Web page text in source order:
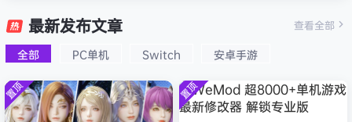
Dark
Creed
拟机
速：地平
线
6（Forza
Horizon
6）免安装
中文版
心/Atomi
c
Heart》
文版
n Desert
HYPERVI
SOR）免
安装中文
版
9：安魂
Requiem
）免安装
中文版
欢迎 c***s
欢迎V****y
欢迎j***j 加入本站
13小时前
l***g 签到获取 28 点积分
8月5日
w******g 签到获取 49 点积分
8月4日
最新发布文章
全部 PC单机 Switch 安卓手游
查看全部
置顶 置顶